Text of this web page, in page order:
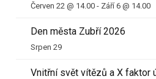
Červen 22 @ 14.00 - Září 6 @ 14.00
Den města Zubří 2026
Srpen 29
Vnitřní svět vítězů a X faktor